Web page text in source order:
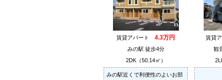
賃貸アパート 4.3万円
みの駅 徒歩4分
2DK（50.14㎡）
みの駅近くで利便性のよいお部
賃貸
観